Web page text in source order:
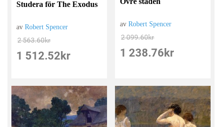
Studera för The Exodus
avRobert Spencer
2 563.60kr
1 512.52 kr
avRobert Spencer
2 099.60kr
1 238.76 kr